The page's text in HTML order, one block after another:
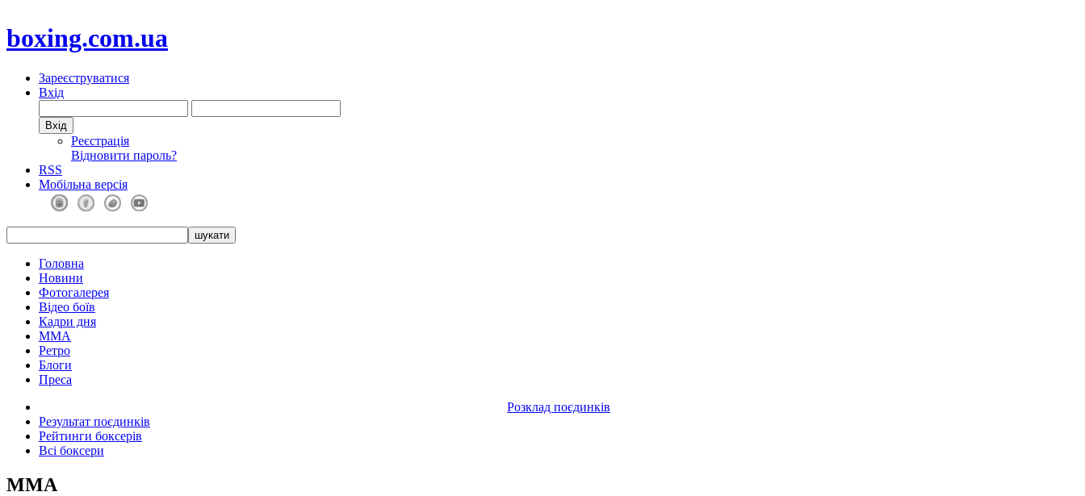
boxing.com.ua
Зареєструватися
Вхід
Реєстрація
Відновити пароль?
RSS
Мобільна версія
Головна
Новини
Фотогалерея
Відео боїв
Кадри дня
ММА
Ретро
Блоги
Преса
Розклад поєдинків
Результат поєдинків
Рейтинги боксерів
Всі боксери
ММА